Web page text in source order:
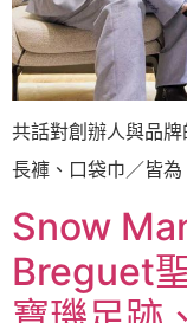
共話對創辦人與品
長褲、口袋巾／皆
Snow
Breguet